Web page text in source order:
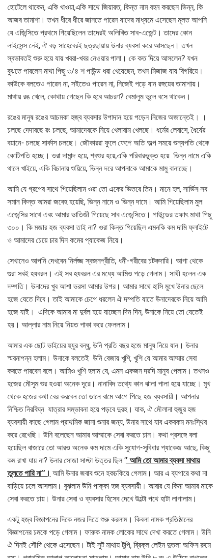
হোটেলে থাকেন, একি খাওয়া,একি সাথে জিয়ারত, কিন্ত নাম বহন করছেন ভিন্ন, কি
আজব তামাশা। তখন ধীরে ধীরে জানতে পারেন যাদের মাধ্যমে এসেছেন মূলত আপনি
যে এজিন্সিতে প্রথমে গিয়েছিলেন তাদেরই অলিখিত সাব-এজেন্ট। তাদের কোন
লাইসেন্স নেই, ঐ বড় সাহেবেরই ছত্রছায়ায় উনার ব্যবসা করে আসছেন। তখন
স্বভাবতই শুরু হয়ে যায় খবরা-খবর নেওয়ার পালা। কে কত দিয়ে আসলেন? যখন
বুঝতে পারলেন মাথা পিছু ৩/৪ শ পাউন্ড ধরা খেয়েছেন, তখন মিজাজ যায় বিগরিয়ে।
কাউকে বলতেও পারেন না, সইতেও পারেন না, নিজেই পড়ে যান রঙ্গয়ের তামাশায়।
মাথায় রঙ খেলে, কোথায় গেছেন কি হবে আচরণ? বেমালুম ভুলে বসে থাকেন।
রঙের মানুষ রঙের আচমকা হজ্ব ব্যবসার উপাদান হয়ে পড়েন নিজের অজান্তেই। ।
চলছে দেদারছে রং চলছে, আমাদেরকে নিয়ে খেলারাম খেলছে। ধর্মের লেবাসে, ধৈর্যের
বয়ানে- চলছে সার্কাস চলছে। জৌকাররা ফুলে ফেপে অতি অল্প সময়ে শুন্যপতি থেকে
কোটিপতি হচ্ছে। ওরা দামান্দ হয়ে, শ্বশুর হয়ে,একি পরিবারভুক্ত হয়ে ভিন্ন নামে একি
থালে খাইয়ে, একি বিচানায় শুয়িয়ে, ভিন্ন দরে আপনাকে আমাকে মামু বানাচ্ছে।
আমি যে গ্রপের সাথে গিয়েছিলাম ওরা তো একের ভিতরে তিন। মানে হল, সার্ভিস সব
সমান কিন্ত আমরা জবেহ হয়েছি, ভিন্ন নামে ও ভিন্ন দামে। আমি গিয়েছিলাম মুল
এজেন্সির সাথে এবং আমার ভাতিজী গিয়েছে সাব এজেন্সিতে। পাউন্ডের তফাৎ মাথা পিছু
৩০০। কি মজার হজ ব্যবসা তাই না? ওরা কিন্ত গিয়েছিল এমনকি কম দামি ফ্লাইটে
ও আমাদের চেয়ে চার দিন কমের প্যাকেজ নিয়ে।
সেখানেও আপনি দেখবেন নির্লজ্জ স্বজনপ্রীতি, ধনী-গরীবের চটকদারি। আগা থেকে
গুরা সবই হযবরল। এই সব হযবরল এর মধ্যে আমিও পড়ে গেলাম। সাথী হলেন এক
দম্পতি। উনাদের খুব আশা ভরসা আমার উপর। আমার সাথে হাসি মুখে উনার ছেলে
হজে যেতে দিবে। তাই আমাকে চেপে ধরলেন ঐ দম্পতি যাতে উনাদেরকে নিয়ে আমি
হজে যাই। এদিকে আমার মা দুর্বল হয়ে যাচ্ছেন দিন দিন, উনাকে নিয়ে তো যেতেই
হয়। আল্লার নাম নিয়ে নিয়ত পাকা করে ফেললাম।
আমার এক ছোট ভাইয়ের হুযুর বন্ধু, উনি প্রতি বছর হজে মানুষ নিয়ে যান। উনার
স্মরনাপন্ন হলাম। উনাকে বলতেই উনি বেজায় খুশি, খুশি যে আমার আম্মার সেবা
করতে পারবেন বলে। আমিও খুশি হলাম যে, এমন একজন দরদি মানুষ পেলাম। তখনও
হজের মৌসুম শুর হওয়া অনেক দূরে। নানাবিদ তথ্যে কান ঝালা পালা হয়ে যাচ্ছে। মুখ
থেকে হজের কথা বের করবেন তো ডানে বামে আগে পিছে হজ ব্যবসায়ী। আপনার
নিশ্চিত নিরবিঘ্ন যাত্রার সম্ভাবনা হয়ে পড়বে দুরহ। যাক, ঐ মৌলানা হুজুর হজ
ব্যবসায়ী কাছে গেলাম প্রাথমিক জানা শুনার জন্য, উনার সাথে যাব একরকম মনঃস্থির
করে রেখেছি। উনি বলেছেন আমার আম্মাকে সেবা করতে চান। কথা প্রসঙ্গে বলা
হয়েছিল বাজারে তো আরও অনেক কম দামে একি সুযোগ-সুবিধার প্যাকেজ আছে, কিছু
কম রাখা যায় না? উনার সোজা সাপ্টা উত্তর ছিল ‘’ আমি তো আমার ব্যবসা মাথায়
তুলতে পারি না’’। আমি উনার জবাব শুনে হকচকিয়ে গেলাম। আর এ ব্যপারে কথা না
বাড়িয়ে চলে আসলাম। বুঝলাম উনি পাক্কা হজ ব্যবসায়ী। আবার যে কিনা আমার মাকে
সেবা করতে চায়। উনার সেবা ও ব্যবসার হিসেব দেখে উল্টো পথে হাটা লাগালাম।
একটু হজ্ব বিজ্ঞাপনের দিকে নজর দিতে শুরু করলাম। কিবলা নামক প্রতিষ্ঠানের
বিজ্ঞাপনের চমকে পড়ে গেলাম। ফারুক নামক লোকের সাথে দেখা করতে গেলাম। উনি
ঐ দিনই সৌদি থেকে এসেছেন। টাই সুট মাথায় টুপি, ব্রিক্ল লেইন দুতলা অফিস রুমে